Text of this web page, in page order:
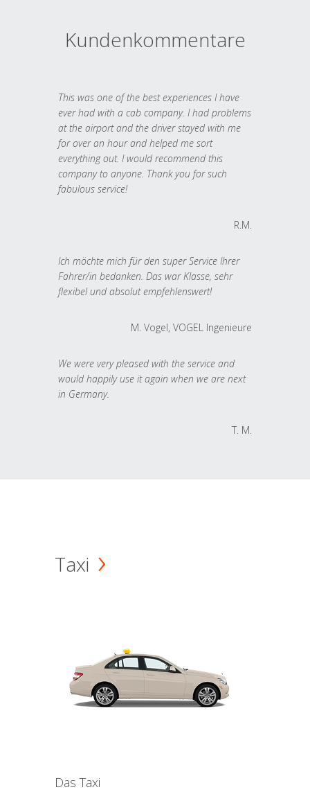
Kundenkommentare
This was one of the best experiences I have
ever had with a cab company. I had problems
at the airport and the driver stayed with me
for over an hour and helped me sort
everything out. I would recommend this
company to anyone. Thank you for such
fabulous service!
R.M.
Ich möchte mich für den super Service Ihrer
Fahrer/in bedanken. Das war Klasse, sehr
flexibel und absolut empfehlenswert!
M. Vogel, VOGEL Ingenieure
We were very pleased with the service and
would happily use it again when we are next
in Germany.
T. M.
Taxi
Das Taxi